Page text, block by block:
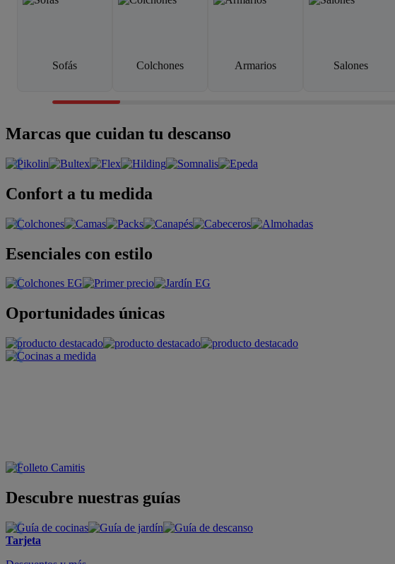
Sofás Colchones Armarios Salones
Marcas que cuidan tu descanso
Confort a tu medida
Esenciales con estilo
Oportunidades únicas
Descubre nuestras guías
Tarjeta